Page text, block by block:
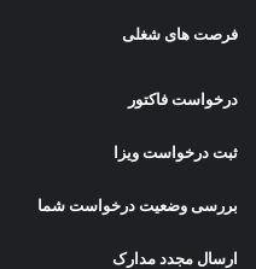
فرصت های شغلی
درخواست فاکتور
ثبت درخواست ویزا
بررسی وضعیت درخواست شما
ارسال مجدد مدارک